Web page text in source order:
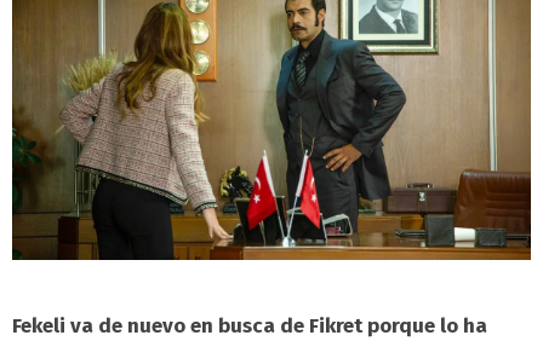
Fekeli va de nuevo en busca de Fikret porque lo ha